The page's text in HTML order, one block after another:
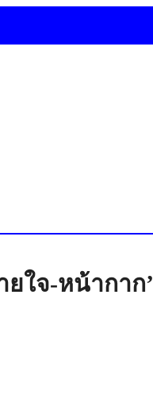
ยใจ-หน้ากาก’